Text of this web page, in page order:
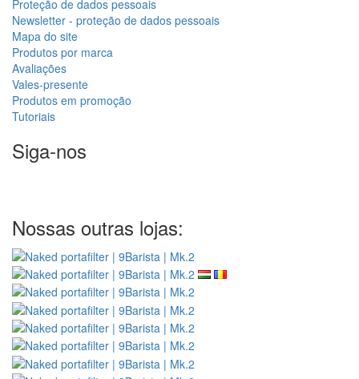
Proteção de dados pessoais
Newsletter - proteção de dados pessoais
Mapa do site
Produtos por marca
Avaliações
Vales-presente
Produtos em promoção
Tutoriais
Siga-nos
Nossas outras lojas: